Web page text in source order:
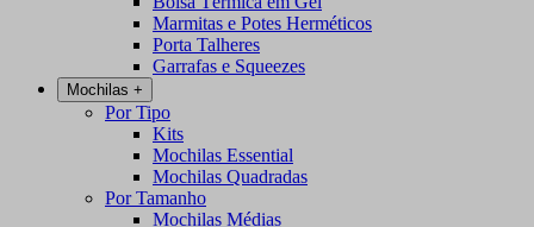
Marmitas e Potes Herméticos
Porta Talheres
Garrafas e Squeezes
Mochilas +
Por Tipo
Kits
Mochilas Essential
Mochilas Quadradas
Por Tamanho
Mochilas Médias